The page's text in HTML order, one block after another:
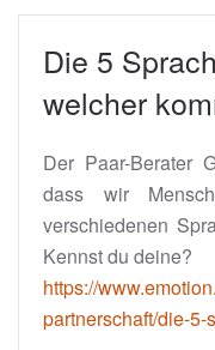
Die 5
welcher
Der Paar-Berater
dass wir
verschiedenen
Kennst du deine?
https://
partnerschaft/die-